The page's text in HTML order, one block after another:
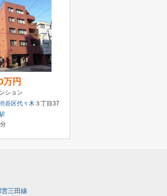
万円
ション
谷区代々木 ３丁目37
営三田線